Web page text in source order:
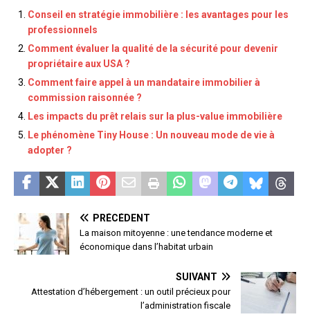
Conseil en stratégie immobilière : les avantages pour les
professionnels
Comment évaluer la qualité de la sécurité pour devenir
propriétaire aux USA ?
Comment faire appel à un mandataire immobilier à
commission raisonnée ?
Les impacts du prêt relais sur la plus-value immobilière
Le phénomène Tiny House : Un nouveau mode de vie à
adopter ?
PRÉCÉDENT
La maison mitoyenne : une tendance moderne et
économique dans l’habitat urbain
SUIVANT
Attestation d’hébergement : un outil précieux pour
l’administration fiscale